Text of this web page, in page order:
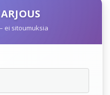
ei sitoumuksia